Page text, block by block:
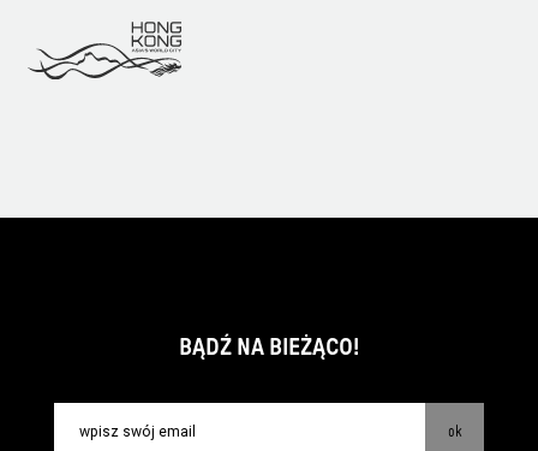
BĄDŹ NA BIEŻĄCO!
ok